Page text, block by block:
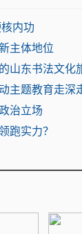
内功
主体地位
山东书法文化
主题教育走深
治立场
跑实力？